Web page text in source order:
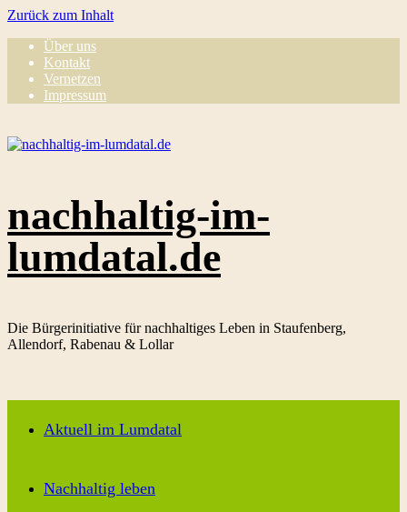
Zurück zum Inhalt
Über uns
Kontakt
Vernetzen
Impressum
nachhaltig-im-
lumdatal.de
Die Bürgerinitiative für nachhaltiges Leben in Staufenberg,
Allendorf, Rabenau & Lollar
Aktuell im Lumdatal
Nachhaltig leben